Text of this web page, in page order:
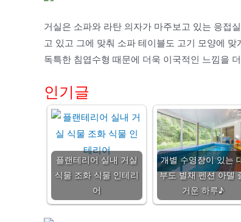
거실은 소파와 라탄 의자가 마주보고 있는 응접
고 있고 그에 맞춰 소파 테이블도 고기 모양에
독특한 침엽수형 때문에 더욱 이국적인 느낌을
인기글
플랜테리어 실내 거실
식물 조화 식물 인테리
어
개별 수영장이 있는
부도 별채 펜션 아델
거운 하루♪